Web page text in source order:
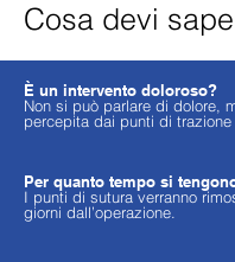
È un intervento doloroso?
Non si può parlare di dolore,
percepita dai punti di trazione
Per quanto tempo si
I punti di sutura verranno
giorni dall’operazione.
Cosa devi